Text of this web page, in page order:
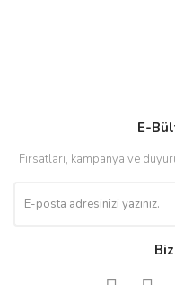
derecede beğendim
Kolay ve hizli alisveris
E-
Fırsatları, kampanya ve